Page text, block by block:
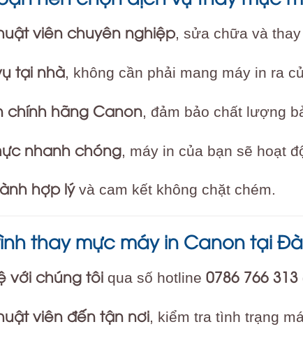
viên chuyên nghiệp, sửa chữa và
tại nhà, không cần phải mang máy in ra
chính hãng Canon, đảm bảo chất lượng
nhanh chóng , máy in của bạn sẽ hoạt
hợp lývà cam kết không chặt chém.
thay mực máy in Canon tại
với chúng tôi qua số hotline0786 766 313
viên đến tận nơi, kiểm tra tình trạng